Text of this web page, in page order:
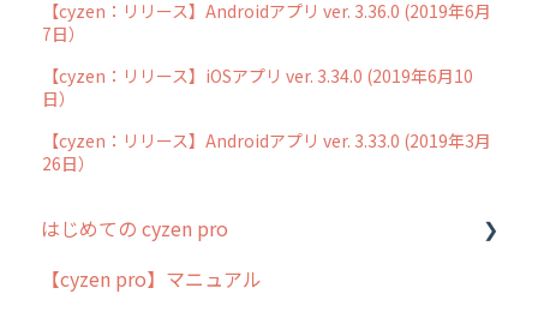
【cyzen：リリース】Androidアプリ ver. 3.36.0 (2019年6月
7日）
【cyzen：リリース】iOSアプリ ver. 3.34.0 (2019年6月10
日）
【cyzen：リリース】Androidアプリ ver. 3.33.0 (2019年3月
26日）
はじめての cyzen pro
cyzen pro とは？
【cyzen pro】マニュアル